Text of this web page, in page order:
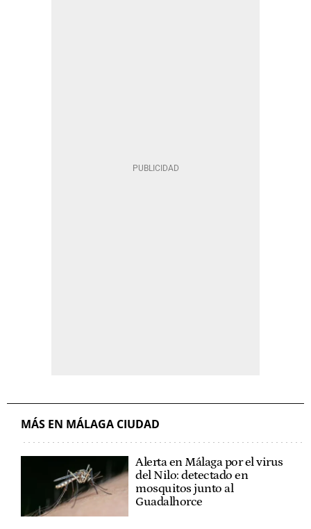
MÁS EN MÁLAGA CIUDAD
Alerta en Málaga por el virus
del Nilo: detectado en
mosquitos junto al
Guadalhorce